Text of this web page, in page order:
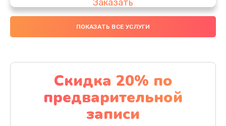
Заказать
Комплексная чистка
Заказать
Замена дисплея (экрана)
2000 руб.
Заказать
ПОКАЗАТЬ ВСЕ УСЛУГИ
Скидка 20% по
предварительной
записи